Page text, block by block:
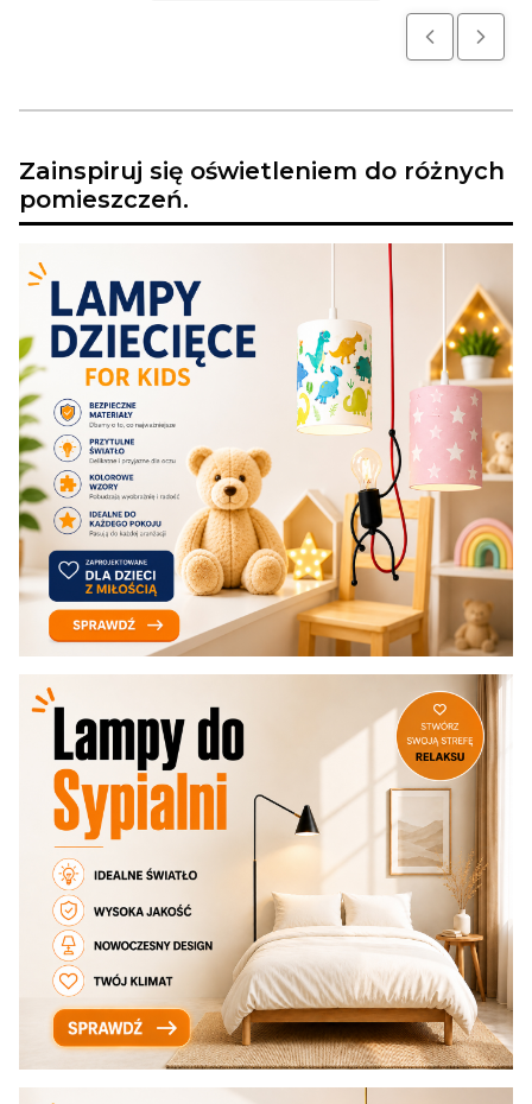
Zainspiruj się oświetleniem do różnych
pomieszczeń.